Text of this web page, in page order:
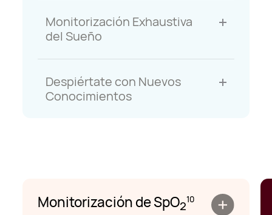
Monitorización Exhaustiva
del Sueño
Despiértate con Nuevos
Conocimientos
Monitorización de SpO210